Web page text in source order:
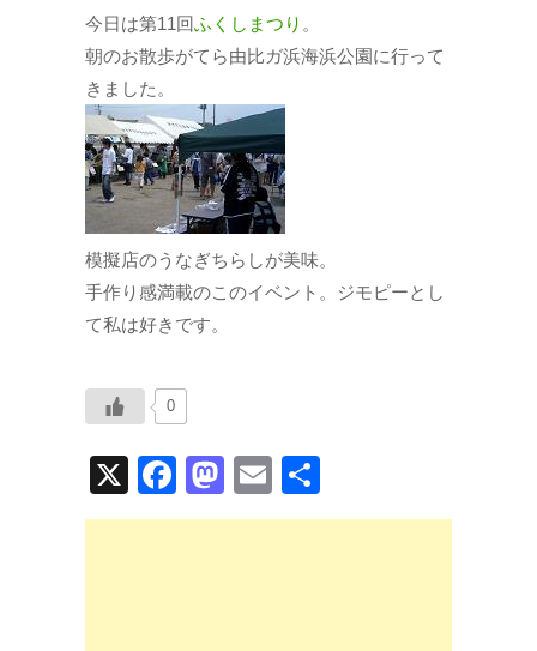
今日は第11回ふくしまつり 。
朝のお散歩がてら由比ガ浜海浜公園に行って
きました。
模擬店のうなぎちらしが美味。
手作り感満載のこのイベント。ジモピーとし
て私は好きです。
0
X
F
a
M
a
E
m 有